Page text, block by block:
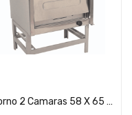
Horno 2 Camaras 58 X 65 Cm Maigas